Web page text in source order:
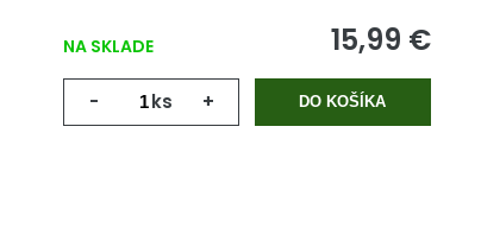
NA SKLADE 15,99 €
- ks + DO KOŠÍKA